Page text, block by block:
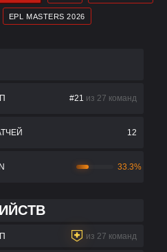
EPL MASTERS 2026
#21 из 27 команд
12
33.3%
из 27 команд